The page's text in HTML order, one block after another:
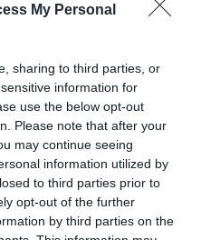
My Personal
sharing to third parties, or
information for
use the below opt-out
Please note that after your
may continue seeing
information utilized by
to third parties prior to
opt-out of the further
by third parties on the
της
της Τετάρτης η